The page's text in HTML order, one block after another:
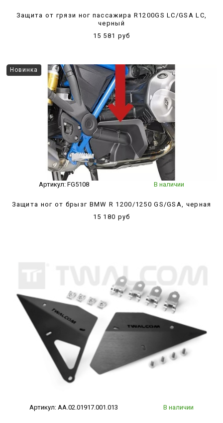
Защита от грязи ног пассажира R1200GS LC/GSA LC,
черный
15 581 руб
Новинка
Артикул: FG5108 В наличии
Защита ног от брызг BMW R 1200/1250 GS/GSA, черная
15 180 руб
Артикул: AA.02.01917.001.013 В наличии